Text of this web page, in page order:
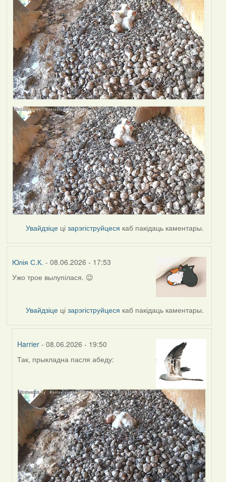
Увайдзіце цізарэгіструйцеся каб пакідаць каментары.
Юлія С.К. - 08.06.2026 - 17:53
Ужо трое вылупілася. 😉
Увайдзіце цізарэгіструйцеся каб пакідаць каментары.
Harrier - 08.06.2026 - 19:50
In
by
Юлія
С.К.
Так, прыкладна пасля абеду: